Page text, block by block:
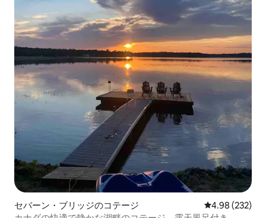
セバーン・ブリッジのコテージ レビュー232
4.98 (232)